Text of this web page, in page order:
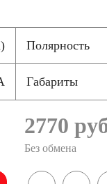
Полярность
Габариты
2770
Без обмена